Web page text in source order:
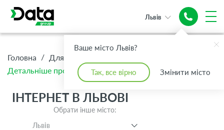
Ваше місто Львів?
Так, все вірно Змінити місто
Львів
Головна / Для Дому
Детальніше про тариф Інтернет S 1 Гбіт/с GPON
ІНТЕРНЕТ В ЛЬВОВІ
Обрати інше місто:
Львів